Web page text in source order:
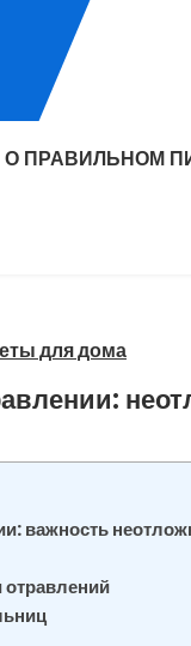
О ПРАВИЛЬНОМ
для дома
важность